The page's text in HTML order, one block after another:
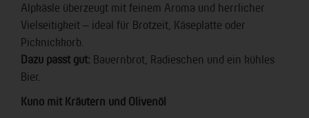
Alpkäsle überzeugt mit feinem Aroma und herrlicher
Vielseitigkeit – ideal für Brotzeit, Käseplatte oder
Picknickkorb.
Dazu passt gut: Bauernbrot, Radieschen und ein kühles
Bier.
Kuno mit Kräutern und Olivenöl